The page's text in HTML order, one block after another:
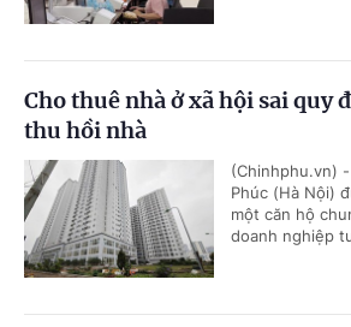
Cho thuê nhà ở xã hội sai quy
thu hồi nhà
(Chinhphu.vn)
Phúc (Hà Nội)
một căn hộ
doanh nghiệp